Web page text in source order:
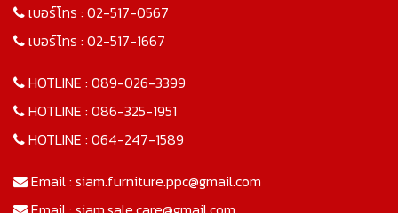
เบอร์โทร : 02-517-0567
เบอร์โทร : 02-517-1667
HOTLINE : 089-026-3399
HOTLINE : 086-325-1951
HOTLINE : 064-247-1589
Email : siam.furniture.ppc@gmail.com